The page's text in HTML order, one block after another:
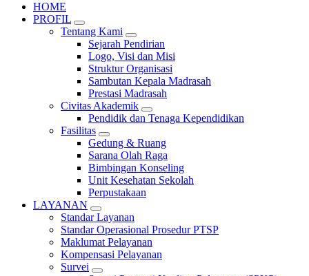
HOME
PROFIL
Tentang Kami
Sejarah Pendirian
Logo, Visi dan Misi
Struktur Organisasi
Sambutan Kepala Madrasah
Prestasi Madrasah
Civitas Akademik
Pendidik dan Tenaga Kependidikan
Fasilitas
Gedung & Ruang
Sarana Olah Raga
Bimbingan Konseling
Unit Kesehatan Sekolah
Perpustakaan
LAYANAN
Standar Layanan
Standar Operasional Prosedur PTSP
Maklumat Pelayanan
Kompensasi Pelayanan
Survei